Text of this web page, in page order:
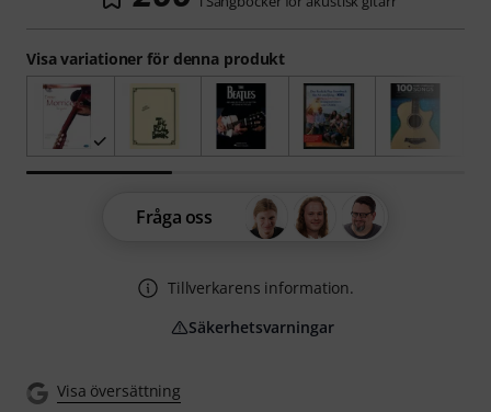
Visa översättning
Visa variationer för denna produkt
Fråga oss
Tillverkarens information.
Säkerhetsvarningar